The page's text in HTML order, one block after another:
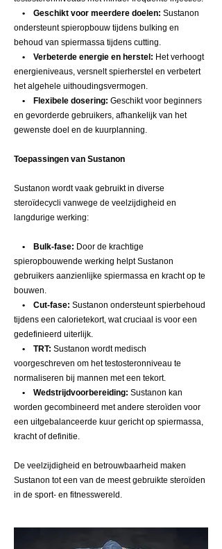
• Geschikt voor meerdere doelen: Sustanon
ondersteunt spieropbouw tijdens bulking en
behoud van spiermassa tijdens cutting.
• Verbeterde energie en herstel: Het verhoogt
energieniveaus, versnelt spierherstel en verbetert
het algehele uithoudingsvermogen.
• Flexibele dosering: Geschikt voor beginners
en gevorderde gebruikers, afhankelijk van het
gewenste doel en de kuurplanning.
Toepassingen van Sustanon
Sustanon wordt vaak gebruikt in diverse
steroïdecycli vanwege de veelzijdigheid en
langdurige werking:
• Bulk-fase: Door de krachtige
spieropbouwende werking helpt Sustanon
gebruikers aanzienlijke spiermassa en kracht op te
bouwen.
• Cut-fase: Sustanon ondersteunt spierbehoud
tijdens een calorietekort, wat cruciaal is voor een
gedefinieerd uiterlijk.
• TRT: Sustanon wordt medisch
voorgeschreven om het testosteronniveau te
normaliseren bij mannen met een tekort.
• Wedstrijdvoorbereiding: Sustanon kan
worden gecombineerd met andere steroïden voor
een uitgebalanceerde kuur gericht op spiermassa,
kracht of definitie.
De veelzijdigheid en betrouwbaarheid maken
Sustanon tot een van de meest gebruikte steroïden
in de sport- en fitnesswereld.